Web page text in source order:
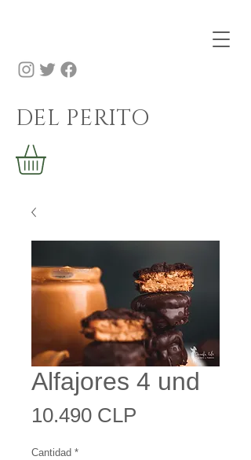
DEL PERITO
Alfajores 4 und
10.490 CLP
Cantidad *